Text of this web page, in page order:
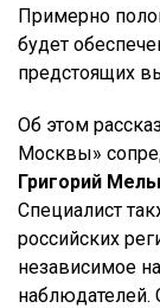
Примерно
будет
предстоящих
Об этом
Москвы»
Григорий
Специалист
российских
независимое
наблюдателей.